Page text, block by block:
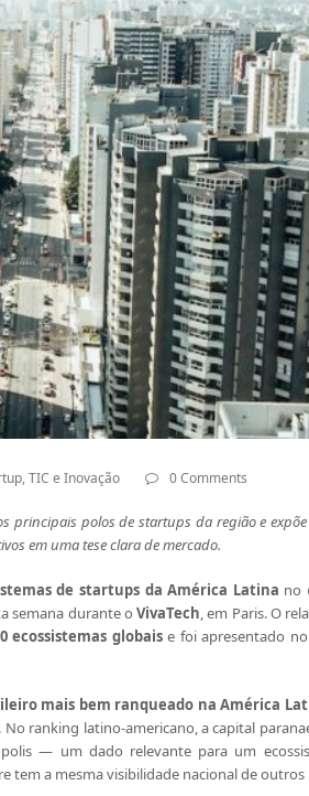
,TIC e Inovação 0 Comments
principais polos de startups da região e
em uma tese clara de mercado.
de startups da América Latina no
semana durante oVivaTech, em Paris. O
ecossistemas globaise foi apresentado
mais bem ranqueado na América
ranking latino-americano, a capital
— um dado relevante para um
tem a mesma visibilidade nacional de outros